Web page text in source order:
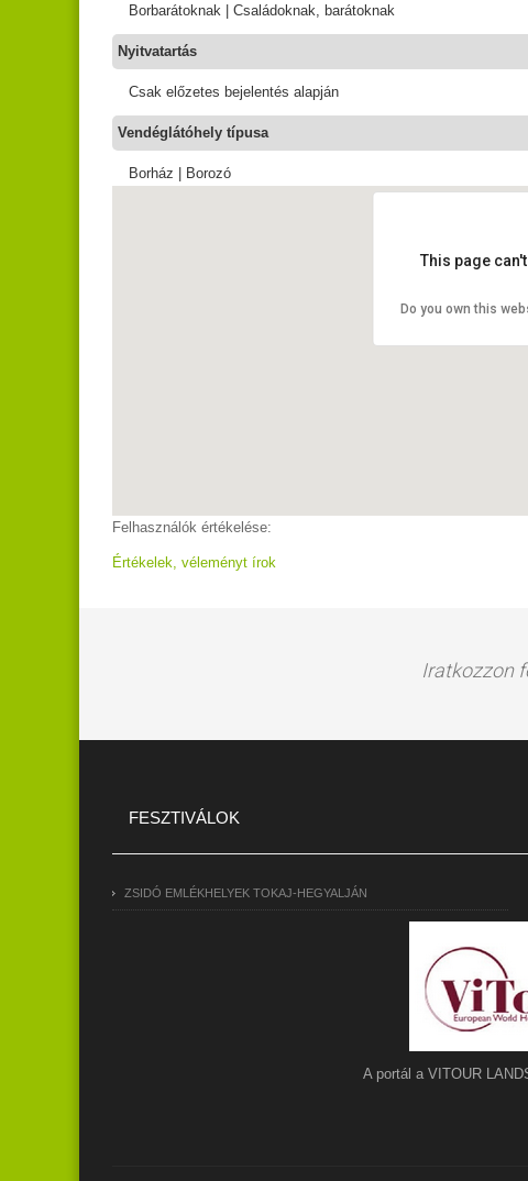
Borbarátoknak | Családoknak, barátoknak
Nyitvatartás
Csak előzetes bejelentés alapján
Vendéglátóhely típusa
Borház | Borozó
This page
Do you own this
Felhasználók értékelése:
Értékelek, véleményt írok
Iratkozzon
FESZTIVÁLOK
ZSIDÓ EMLÉKHELYEK TOKAJ-HEGYALJÁN
A portál a VITOUR